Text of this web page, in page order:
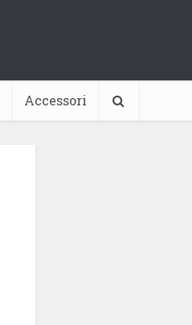
Accessori